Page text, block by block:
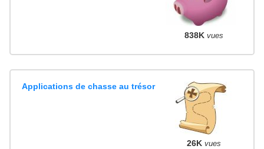
838K vues
Applications de chasse au trésor
26K vues